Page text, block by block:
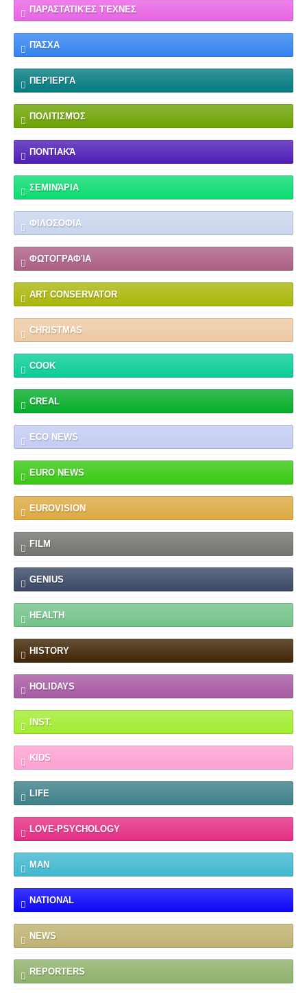
ΠΑΡΑΣΤΑΤΙΚΈΣ ΤΈΧΝΕΣ
ΠΆΣΧΑ
ΠΕΡΊΕΡΓΑ
ΠΟΛΙΤΙΣΜΌΣ
ΠΟΝΤΙΑΚΆ
ΣΕΜΙΝΆΡΙΑ
ΦΙΛΟΣΟΦΙΑ
ΦΩΤΟΓΡΑΦΊΑ
ART CONSERVATOR
CHRISTMAS
COOK
CREAL
ECO NEWS
EURO NEWS
EUROVISION
FILM
GENIUS
HEALTH
HISTORY
HOLIDAYS
INST.
KIDS
LIFE
LOVE-PSYCHOLOGY
MAN
NATIONAL
NEWS
REPORTERS